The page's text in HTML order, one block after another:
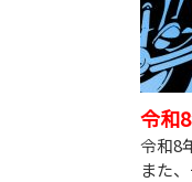
令和
令和8
また